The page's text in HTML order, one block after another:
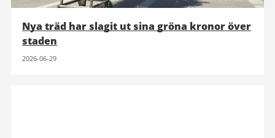
Nya träd har slagit ut sina gröna kronor över
staden
2026-06-29